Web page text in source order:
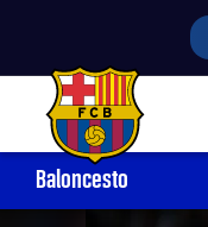
FC Barcelona club badge
Baloncesto